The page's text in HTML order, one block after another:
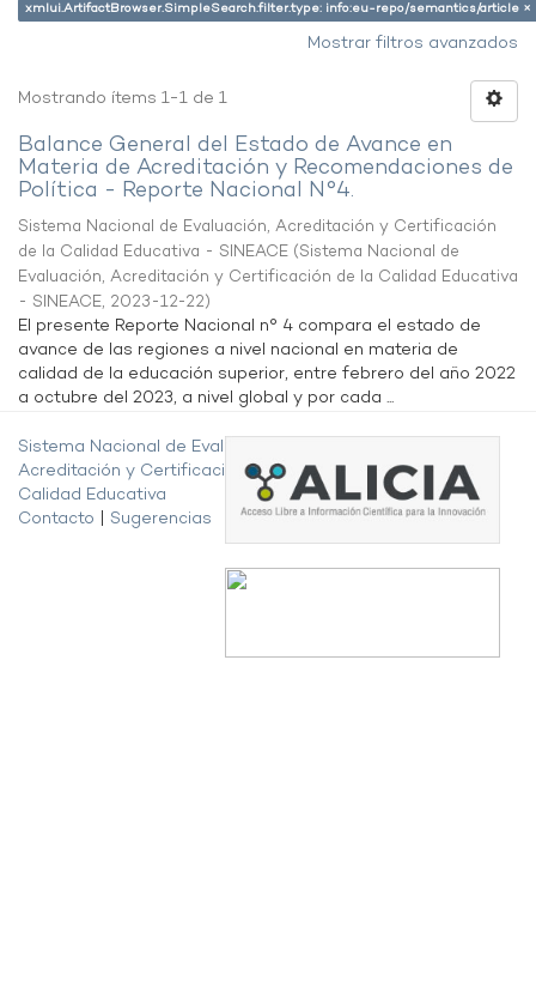
xmlui.ArtifactBrowser.SimpleSearch.filter.type: info:eu-repo/semantics/article ×
Mostrar filtros avanzados
Mostrando ítems 1-1 de 1
Balance General del Estado de Avance en
Materia de Acreditación y Recomendaciones de
Política - Reporte Nacional N°4.
Sistema Nacional de Evaluación, Acreditación y Certificación
de la Calidad Educativa - SINEACE (Sistema Nacional de
Evaluación, Acreditación y Certificación de la Calidad Educativa
- SINEACE, 2023-12-22)
El presente Reporte Nacional n° 4 compara el estado de
avance de las regiones a nivel nacional en materia de
calidad de la educación superior, entre febrero del año 2022
a octubre del 2023, a nivel global y por cada ...
Sistema Nacional de Evaluación,
Acreditación y Certificación de la
Calidad Educativa
Contacto
Sugerencias